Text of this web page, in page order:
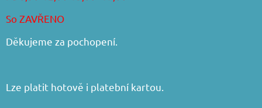
So ZAVŘENO
Děkujeme za pochopení.
Lze platit hotově i platební kartou.